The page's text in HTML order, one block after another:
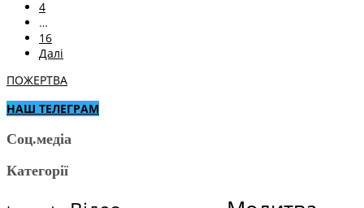
4
…
16
Далі
ПОЖЕРТВА
НАШ ТЕЛЕГРАМ
Соц.медіа
Категорії